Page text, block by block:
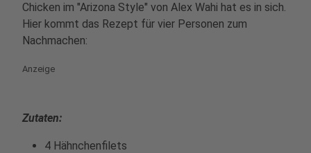
Chicken im "Arizona Style" von Alex Wahi hat es in sich.
Hier kommt das Rezept für vier Personen zum
Nachmachen:
Anzeige
Zutaten:
4 Hähnchenfilets